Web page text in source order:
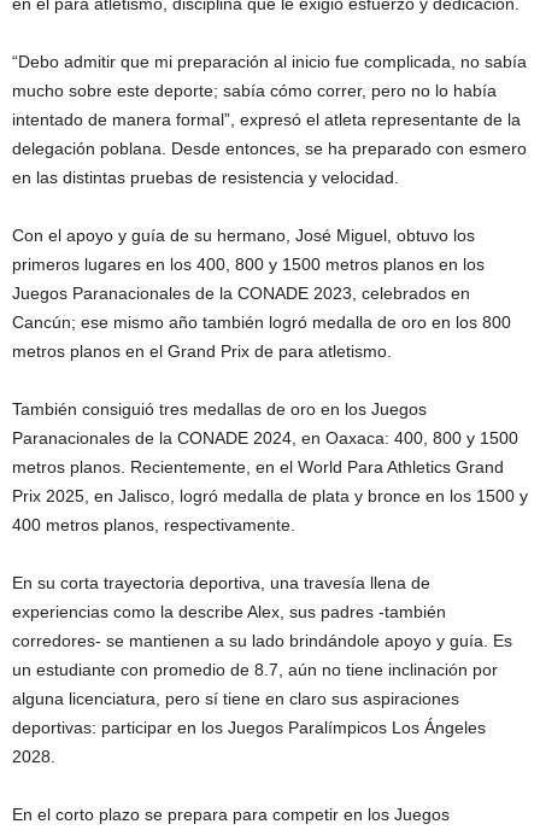
“Debo admitir que mi preparación al inicio fue complicada, no sabía
mucho sobre este deporte; sabía cómo correr, pero no lo había
intentado de manera formal”, expresó el atleta representante de la
delegación poblana. Desde entonces, se ha preparado con esmero
en las distintas pruebas de resistencia y velocidad.
Con el apoyo y guía de su hermano, José Miguel, obtuvo los
primeros lugares en los 400, 800 y 1500 metros planos en los
Juegos Paranacionales de la CONADE 2023, celebrados en
Cancún; ese mismo año también logró medalla de oro en los 800
metros planos en el Grand Prix de para atletismo.
También consiguió tres medallas de oro en los Juegos
Paranacionales de la CONADE 2024, en Oaxaca: 400, 800 y 1500
metros planos. Recientemente, en el World Para Athletics Grand
Prix 2025, en Jalisco, logró medalla de plata y bronce en los 1500 y
400 metros planos, respectivamente.
En su corta trayectoria deportiva, una travesía llena de
experiencias como la describe Alex, sus padres -también
corredores- se mantienen a su lado brindándole apoyo y guía. Es
un estudiante con promedio de 8.7, aún no tiene inclinación por
alguna licenciatura, pero sí tiene en claro sus aspiraciones
deportivas: participar en los Juegos Paralímpicos Los Ángeles
2028.
En el corto plazo se prepara para competir en los Juegos